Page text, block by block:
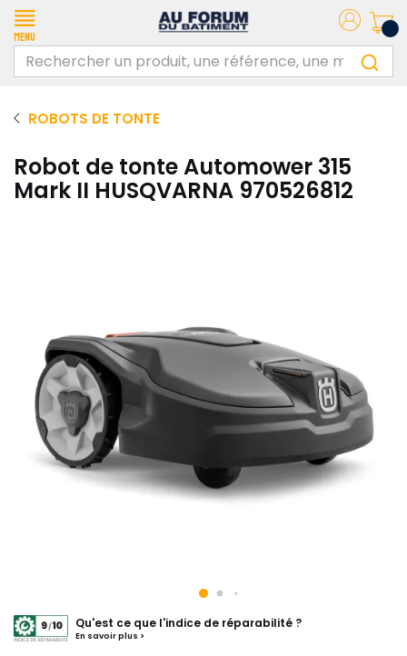
Menu
ROBOTS DE TONTE
Robot de tonte Automower 315
Mark II HUSQVARNA 970526812
Qu'est ce que l'indice de réparabilité ?
En savoir plus >